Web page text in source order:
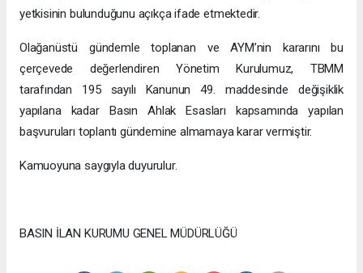
yetkisinin bulunduğunu açıkça ifade etmektedir.
Olağanüstü gündemle toplanan ve AYM’nin kararını bu
çerçevede değerlendiren Yönetim Kurulumuz, TBMM
tarafından 195 sayılı Kanunun 49. maddesinde değişiklik
yapılana kadar Basın Ahlak Esasları kapsamında yapılan
başvuruları toplantı gündemine almamaya karar vermiştir.
Kamuoyuna saygıyla duyurulur.
BASIN İLAN KURUMU GENEL MÜDÜRLÜĞÜ